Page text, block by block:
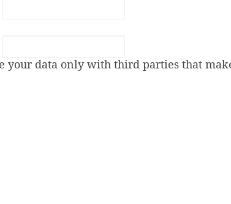
your data only with third parties that